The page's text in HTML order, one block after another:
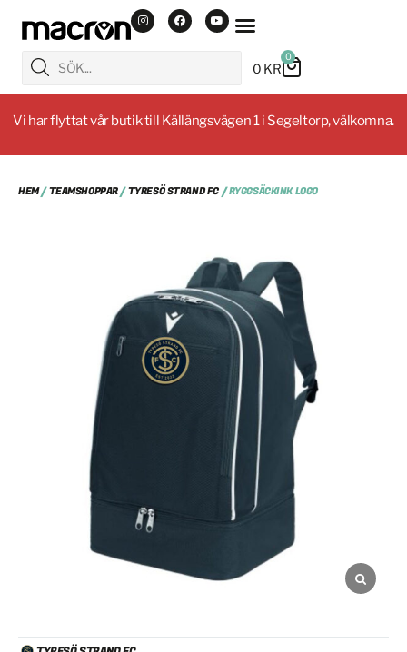
0 KR
0
Vi har flyttat vår butik till Källängsvägen 1 i Segeltorp, välkomna.
HEM/TEAMSHOPPAR/TYRESÖ STRAND FC/ RYGGSÄCKINK LOGO